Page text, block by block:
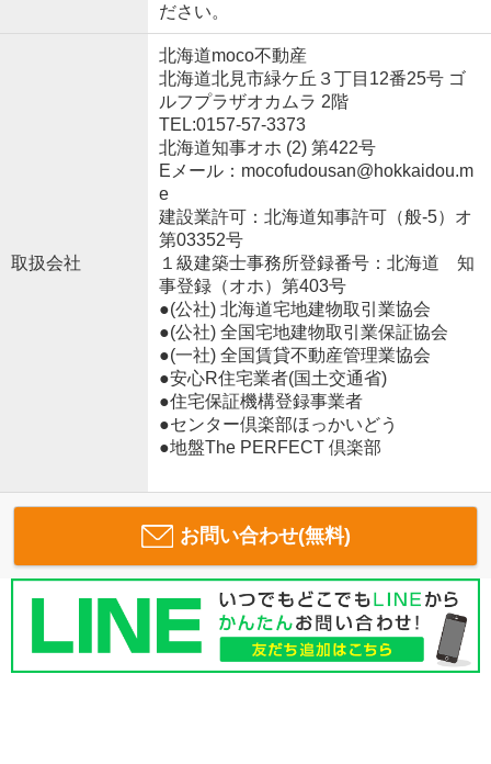
ださい。
取扱会社
北海道moco不動産
北海道北見市緑ケ丘３丁目12番25号 ゴ
ルフプラザオカムラ 2階
TEL:0157-57-3373
北海道知事オホ (2) 第422号
Eメール：mocofudousan@hokkaidou.m
e
建設業許可：北海道知事許可（般-5）オ
第03352号
１級建築士事務所登録番号：北海道 知
事登録（オホ）第403号
●(公社) 北海道宅地建物取引業協会
●(公社) 全国宅地建物取引業保証協会
●(一社) 全国賃貸不動産管理業協会
●安心R住宅業者(国土交通省)
●住宅保証機構登録事業者
●センター倶楽部ほっかいどう
●地盤The PERFECT 倶楽部
お問い合わせ(無料)